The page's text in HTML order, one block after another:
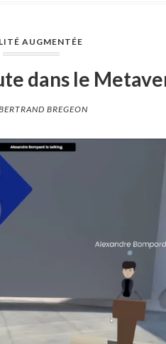
AUGMENTÉE
dans le
BREGEON